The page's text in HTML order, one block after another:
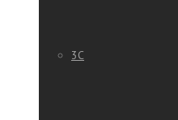
3C